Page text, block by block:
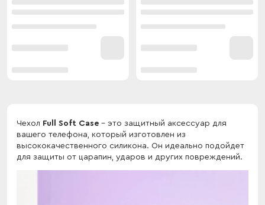
Чехол Full Soft Case - это защитный аксессуар для
вашего телефона, который изготовлен из
высококачественного силикона. Он идеально подойдет
для защиты от царапин, ударов и других повреждений.